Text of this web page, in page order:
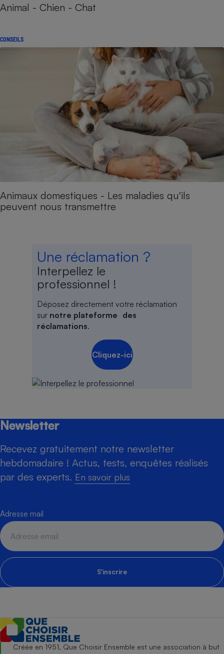
Animal - Chien - Chat
CONSEILS
Animaux domestiques - Les maladies qu'ils
peuvent nous transmettre
Une réclamation ?
Interpellez le
professionnel !
Déposez directement votre réclamation
sur notre plateforme des
réclamations.
Cliquez-ici
Newsletter
Recevez gratuitement notre newsletter
hebdomadaire ! Actus, tests, enquêtes réalisés
par des experts. En savoir plus
Adresse mail
S'inscrire
Créée en 1951, Que Choisir Ensemble est une association à but